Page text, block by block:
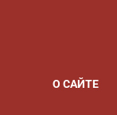
О САЙТЕ